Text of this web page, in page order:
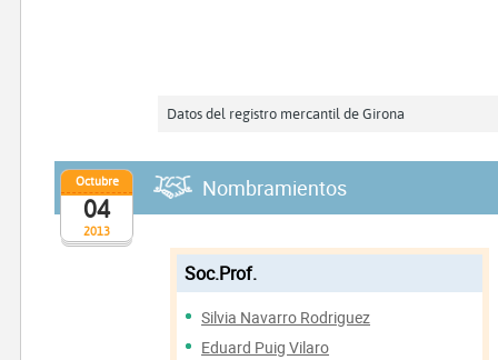
Datos del registro mercantil de Girona
2013
Octubre
04
Nombramientos
Soc.Prof.
Silvia Navarro Rodriguez
Eduard Puig Vilaro